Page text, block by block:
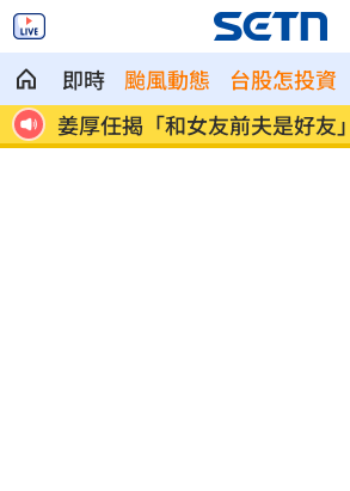
即時 颱風動態 台股怎投資
傳
挺賴瑞隆 獸醫師、寵物公會